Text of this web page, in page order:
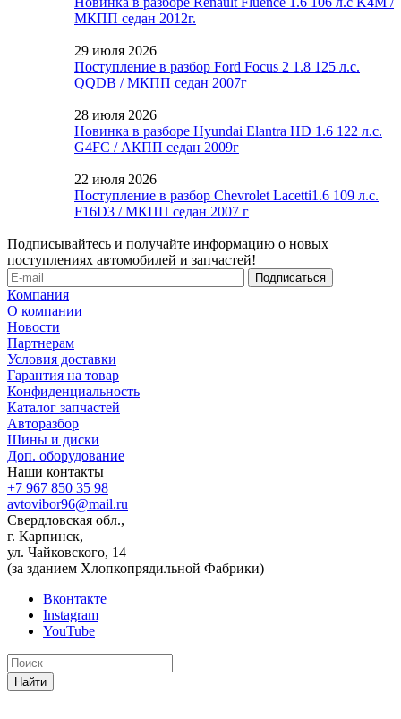
МКПП седан 2012г.
29 июля 2026
Поступление в разбор Ford Focus 2 1.8 125 л.с.
QQDB / МКПП седан 2007г
28 июля 2026
Новинка в разборе Hyundai Elantra HD 1.6 122 л.с.
G4FC / АКПП седан 2009г
22 июля 2026
Поступление в разбор Chevrolet Lacetti1.6 109 л.с.
F16D3 / МКПП седан 2007 г
Подписывайтесь и получайте информацию о новых
поступлениях автомобилей и запчастей!
Компания
О компании
Новости
Партнерам
Условия доставки
Гарантия на товар
Конфиденциальность
Каталог запчастей
Авторазбор
Шины и диски
Доп. оборудование
Наши контакты
+7 967 850 35 98
avtovibor96@mail.ru
Свердловская обл.,
г. Карпинск,
ул. Чайковского, 14
(за зданием Хлопкопрядильной Фабрики)
Вконтакте
Instagram
YouTube
Найти